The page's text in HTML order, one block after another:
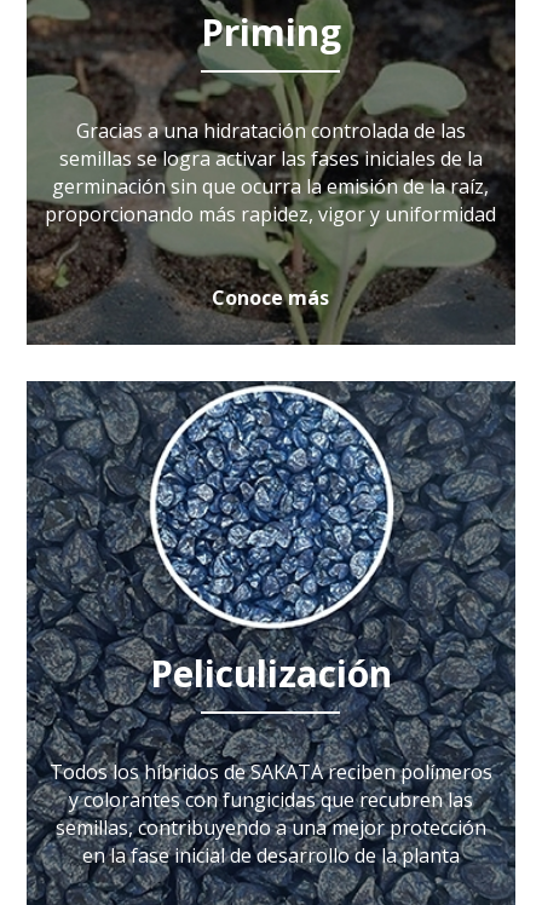
Priming
Gracias a una hidratación controlada de las
semillas se logra activar las fases iniciales de la
germinación sin que ocurra la emisión de la raíz,
proporcionando más rapidez, vigor y uniformidad
Conoce más
Peliculización
Todos los híbridos de SAKATA reciben polímeros
y colorantes con fungicidas que recubren las
semillas, contribuyendo a una mejor protección
en la fase inicial de desarrollo de la planta